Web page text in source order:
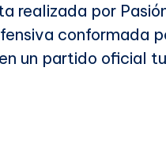
realizada por
conformada
un partido oficial